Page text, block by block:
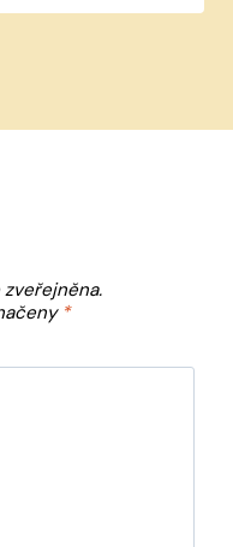
*